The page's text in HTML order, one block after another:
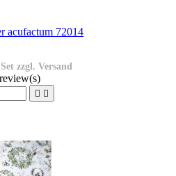
acufactum 72014
zzgl. Versand
review(s)
 